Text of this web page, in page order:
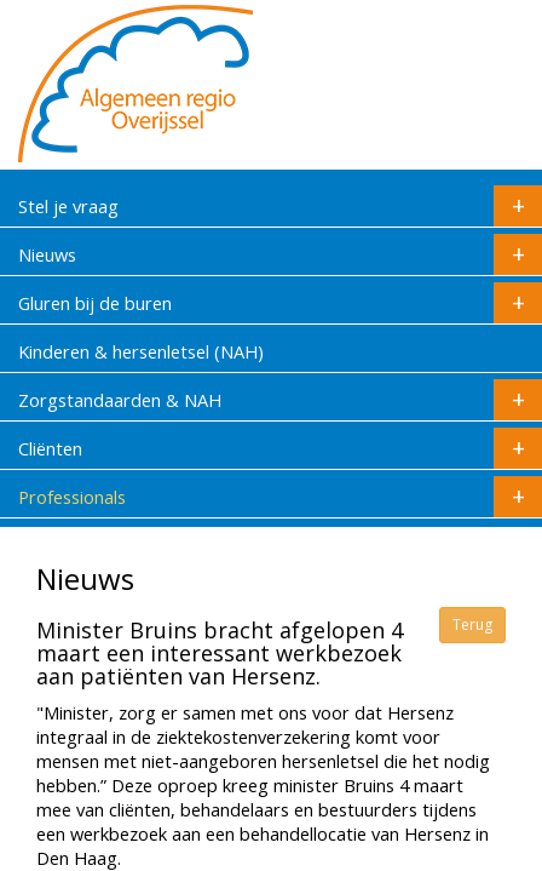
Stel je vraag
Nieuws
Gluren bij de buren
Kinderen & hersenletsel (NAH)
Zorgstandaarden & NAH
Cliënten
Professionals
Nieuws
Terug
Minister Bruins bracht afgelopen 4
maart een interessant werkbezoek
aan patiënten van Hersenz.
"Minister, zorg er samen met ons voor dat Hersenz
integraal in de ziektekostenverzekering komt voor
mensen met niet-aangeboren hersenletsel die het nodig
hebben.” Deze oproep kreeg minister Bruins 4 maart
mee van cliënten, behandelaars en bestuurders tijdens
een werkbezoek aan een behandellocatie van Hersenz in
Den Haag.